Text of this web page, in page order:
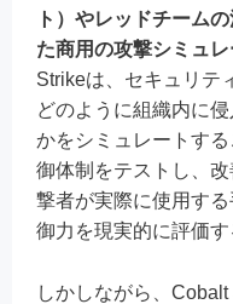
ト）やレッドチーム
た商用の攻撃シミュ
Strikeは、セキュリテ
どのように組織内に
かをシミュレートす
御体制をテストし、
撃者が実際に使用す
御力を現実的に評価す
しかしながら、